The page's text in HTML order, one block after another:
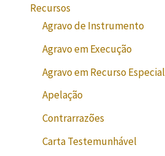
Recursos
Agravo de Instrumento
Agravo em Execução
Agravo em Recurso Especial
Apelação
Contrarrazões
Carta Testemunhável